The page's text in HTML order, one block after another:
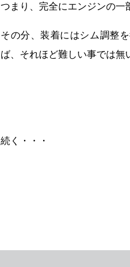
つまり、完全にエンジンの一
その分、装着にはシム調整
ば、それほど難しい事では無
続く・・・